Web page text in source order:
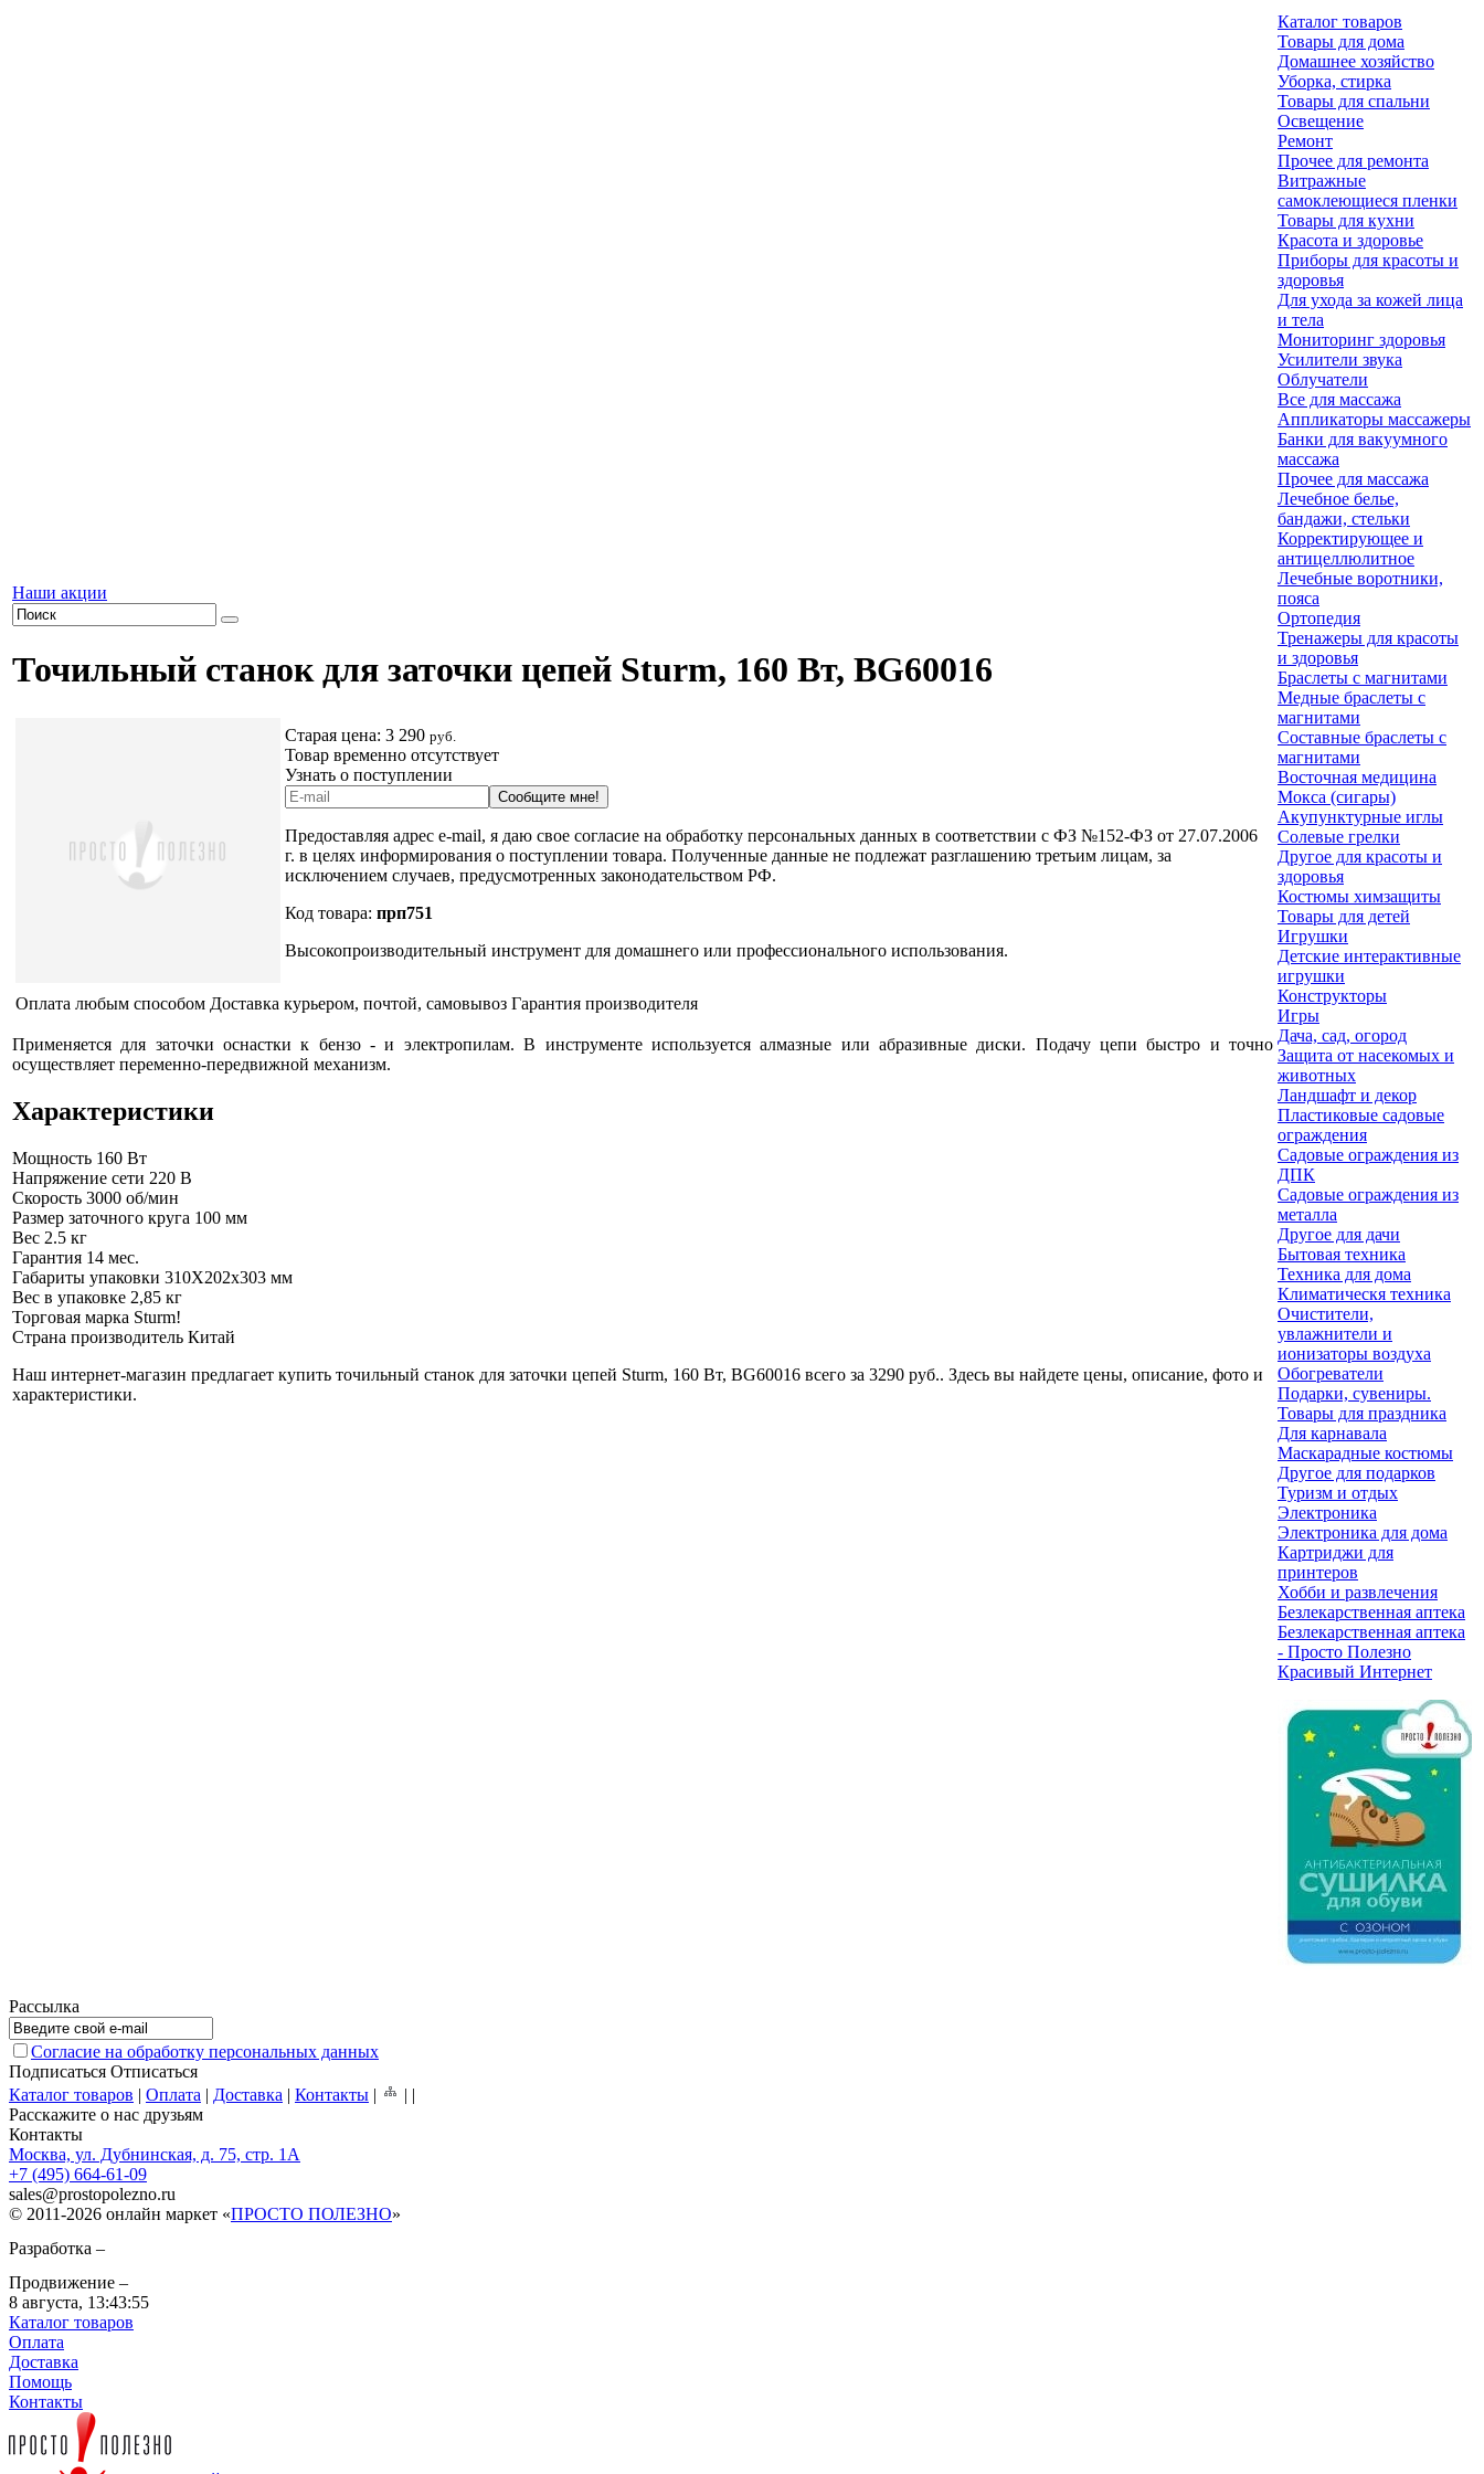
Наши акции
Точильный станок для заточки цепей Sturm, 160 Вт, BG60016
Старая цена: 3 290 руб.
Товар временно отсутствует
Узнать о поступлении
Сообщите мне!
Предоставляя адрес e-mail, я даю свое согласие на обработку персональных данных в соответствии с ФЗ №152-ФЗ от 27.07.2006
г. в целях информирования о поступлении товара. Полученные данные не подлежат разглашению третьим лицам, за
исключением случаев, предусмотренных законодательством РФ.
Код товара: прп751
Высокопроизводительный инструмент для домашнего или профессионального использования.
Оплата любым способом Доставка курьером, почтой, самовывоз Гарантия производителя
Применяется для заточки оснастки к бензо - и электропилам. В инструменте используется алмазные или абразивные диски. Подачу цепи быстро и точно
осуществляет переменно-передвижной механизм.
Характеристики
Мощность 160 Вт
Напряжение сети 220 В
Скорость 3000 об/мин
Размер заточного круга 100 мм
Вес 2.5 кг
Гарантия 14 мес.
Габариты упаковки 310Х202х303 мм
Вес в упаковке 2,85 кг
Торговая марка Sturm!
Страна производитель Китай
Наш интернет-магазин предлагает купить точильный станок для заточки цепей Sturm, 160 Вт, BG60016 всего за 3290 руб.. Здесь вы найдете цены, описание, фото и
характеристики.
Каталог товаров
Товары для дома
Домашнее хозяйство
Уборка, стирка
Товары для спальни
Освещение
Ремонт
Прочее для ремонта
Витражные
самоклеющиеся пленки
Товары для кухни
Красота и здоровье
Приборы для красоты и
здоровья
Для ухода за кожей лица
и тела
Мониторинг здоровья
Усилители звука
Облучатели
Все для массажа
Аппликаторы массажеры
Банки для вакуумного
массажа
Прочее для массажа
Лечебное белье,
бандажи, стельки
Корректирующее и
антицеллюлитное
Лечебные воротники,
пояса
Ортопедия
Тренажеры для красоты
и здоровья
Браслеты с магнитами
Медные браслеты с
магнитами
Составные браслеты с
магнитами
Восточная медицина
Мокса (сигары)
Акупунктурные иглы
Солевые грелки
Другое для красоты и
здоровья
Костюмы химзащиты
Товары для детей
Игрушки
Детские интерактивные
игрушки
Конструкторы
Игры
Дача, сад, огород
Защита от насекомых и
животных
Ландшафт и декор
Пластиковые садовые
ограждения
Садовые ограждения из
ДПК
Садовые ограждения из
металла
Другое для дачи
Бытовая техника
Техника для дома
Климатическя техника
Очистители,
увлажнители и
ионизаторы воздуха
Обогреватели
Подарки, сувениры.
Товары для праздника
Для карнавала
Маскарадные костюмы
Другое для подарков
Туризм и отдых
Электроника
Электроника для дома
Картриджи для
принтеров
Хобби и развлечения
Безлекарственная аптека
Безлекарственная аптека
- Просто Полезно
Красивый Интернет
Рассылка
Согласие на обработку персональных данных
Подписаться Отписаться
Каталог товаров | Оплата | Доставка | Контакты | | |
Расскажите о нас друзьям
Контакты
Москва, ул. Дубнинская, д. 75, стр. 1А
+7 (495) 664-61-09
sales@prostopolezno.ru
© 2011-2026 онлайн маркет «ПРОСТО ПОЛЕЗНО»
Разработка –
Продвижение –
8 августа, 13:43:55
Каталог товаров
Оплата
Доставка
Помощь
Контакты